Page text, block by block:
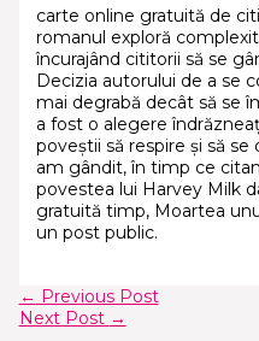
carte online gratuită de
romanul exploră
încurajând cititorii să se
Decizia autorului de a se
mai degrabă decât să se
a fost o alegere
poveștii să respire și să
am gândit, în timp ce
povestea lui Harvey Milk
gratuită timp, Moartea
un post public.
← Previous Post
Next Post →